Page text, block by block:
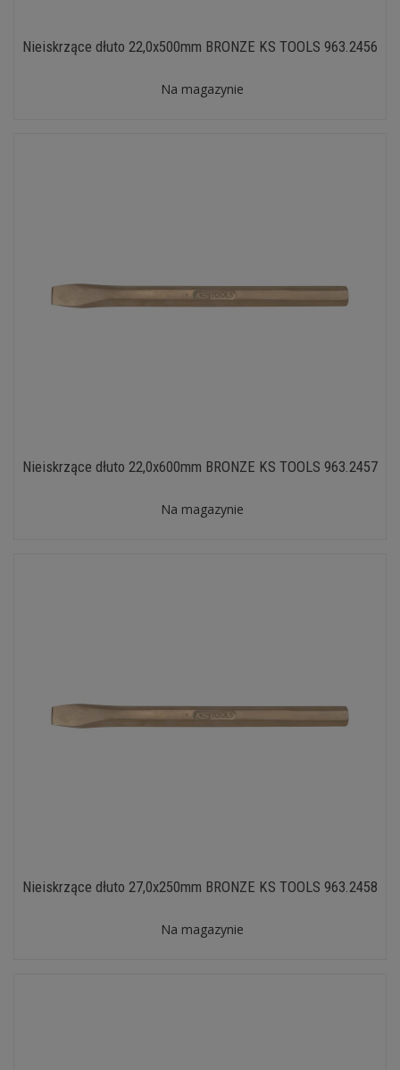
Nieiskrzące dłuto 22,0x500mm BRONZE KS TOOLS 963.2456
Na magazynie
Nieiskrzące dłuto 22,0x600mm BRONZE KS TOOLS 963.2457
Na magazynie
Nieiskrzące dłuto 27,0x250mm BRONZE KS TOOLS 963.2458
Na magazynie